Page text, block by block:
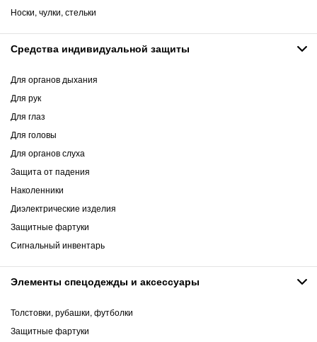
Носки, чулки, стельки
Средства индивидуальной защиты
Для органов дыхания
Для рук
Для глаз
Для головы
Для органов слуха
Защита от падения
Наколенники
Диэлектрические изделия
Защитные фартуки
Сигнальный инвентарь
Элементы спецодежды и аксессуары
Толстовки, рубашки, футболки
Защитные фартуки